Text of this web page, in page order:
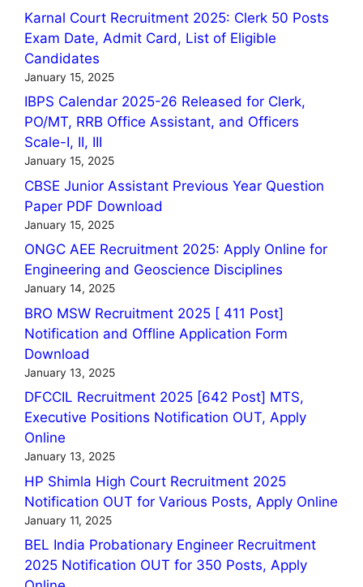
Karnal Court Recruitment 2025: Clerk 50 Posts
Exam Date, Admit Card, List of Eligible
Candidates
January 15, 2025
IBPS Calendar 2025-26 Released for Clerk,
PO/MT, RRB Office Assistant, and Officers
Scale-I, II, III
January 15, 2025
CBSE Junior Assistant Previous Year Question
Paper PDF Download
January 15, 2025
ONGC AEE Recruitment 2025: Apply Online for
Engineering and Geoscience Disciplines
January 14, 2025
BRO MSW Recruitment 2025 [ 411 Post]
Notification and Offline Application Form
Download
January 13, 2025
DFCCIL Recruitment 2025 [642 Post] MTS,
Executive Positions Notification OUT, Apply
Online
January 13, 2025
HP Shimla High Court Recruitment 2025
Notification OUT for Various Posts, Apply Online
January 11, 2025
BEL India Probationary Engineer Recruitment
2025 Notification OUT for 350 Posts, Apply